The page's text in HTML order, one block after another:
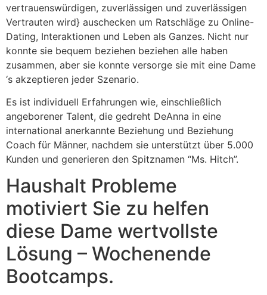
vertrauenswürdigen, zuverlässigen und zuverlässigen
Vertrauten wird} auschecken um Ratschläge zu Online-
Dating, Interaktionen und Leben als Ganzes. Nicht nur
konnte sie bequem beziehen beziehen alle haben
zusammen, aber sie konnte versorge sie mit eine Dame
‘s akzeptieren jeder Szenario.
Es ist individuell Erfahrungen wie, einschließlich
angeborener Talent, die gedreht DeAnna in eine
international anerkannte Beziehung und Beziehung
Coach für Männer, nachdem sie unterstützt über 5.000
Kunden und generieren den Spitznamen “Ms. Hitch”.
Haushalt Probleme
motiviert Sie zu helfen
diese Dame wertvollste
Lösung – Wochenende
Bootcamps.